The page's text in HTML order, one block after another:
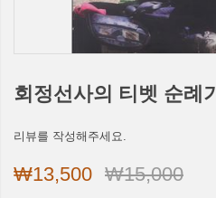
회정선사의 티벳 순례기
리뷰를 작성해주세요.
₩13,500 ₩15,000